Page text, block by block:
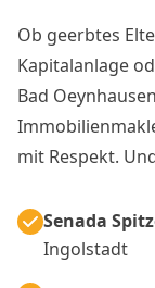
Ob geerbtes
Kapitalanlage
Bad
mit Respekt.
Senada
Ingolstadt